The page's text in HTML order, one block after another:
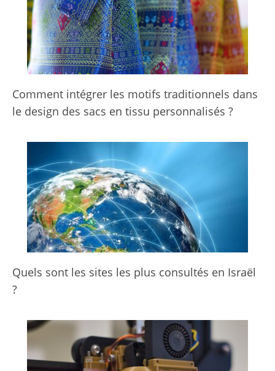
Comment intégrer les motifs traditionnels dans
le design des sacs en tissu personnalisés ?
Quels sont les sites les plus consultés en Israël
?